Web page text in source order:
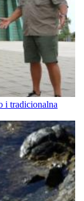
i tradicionalna